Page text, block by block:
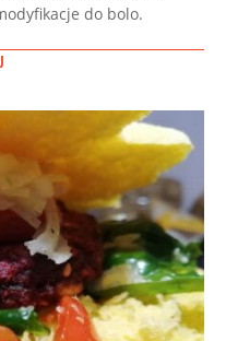
do bolo.